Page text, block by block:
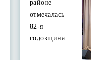
районе
отмечалась
82-я
годовщина